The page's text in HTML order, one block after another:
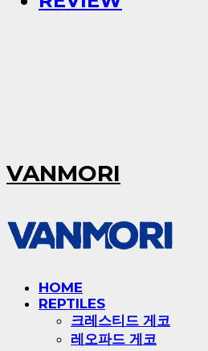
VANMORI
HOME
REPTILES
크레스티드 게코
레오파드 게코